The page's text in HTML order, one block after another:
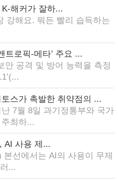
해커가 잘하...
강해요. 뭐든 빨리 습득하는
트로픽-메타’ 주요 ...
안 공격 및 방어 능력을 측정
스가 촉발한 취약점의 ...
7월 8일 과기정통부와 국가
최하...
AI 사용 제...
선에서는 AI의 사용이 무제
...